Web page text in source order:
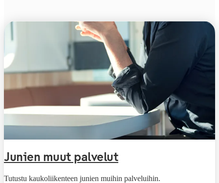
Junien muut palvelut
Tutustu kaukoliikenteen junien muihin palveluihin.